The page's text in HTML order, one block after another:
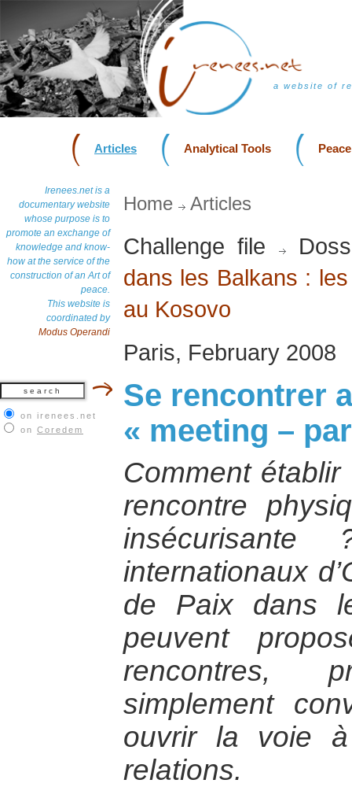
a website of
Articles Analytical Tools
Irenees.net is a
documentary website
whose purpose is to
promote an exchange of
knowledge and know-
how at the service of the
construction of an Art of
peace.
This website is
coordinated by
Modus Operandi
on irenees.net
on Coredem
Home Articles
Challenge file
dans les Balkans :
au Kosovo
Paris, February 2008
Se rencontrer
« meeting –
Comment
rencontre
internationaux
de Paix dans
peuvent
rencontres,
simplement
ouvrir la voie à
relations.